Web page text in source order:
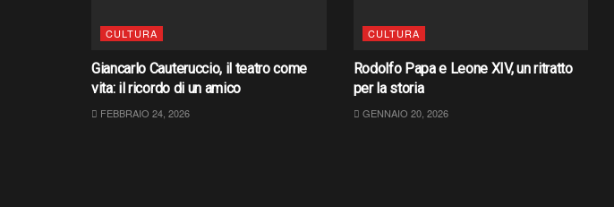
CULTURA
Giancarlo Cauteruccio, il teatro come
vita: il ricordo di un amico
FEBBRAIO 24, 2026
CULTURA
Rodolfo Papa e Leone XIV, un ritratto
per la storia
GENNAIO 20, 2026